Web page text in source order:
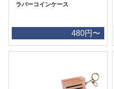
ラバーコインケース
480円〜